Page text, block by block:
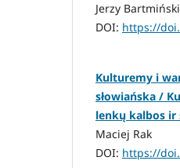
Jerzy Bartmiński
DOI: https://
Kulturemy i
słowiańska /
lenkų kalbos ir
Maciej Rak
DOI: https://